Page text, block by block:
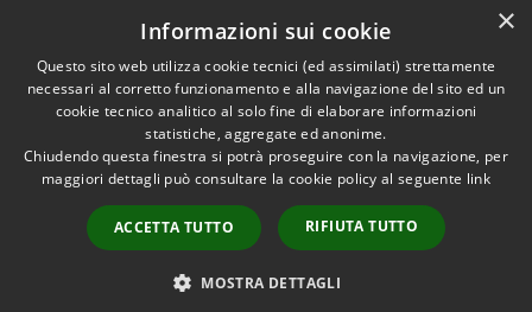
Whisteblowing
RSS
Accessibilità
Copyright © 2026 • Comune di
Municipium•
Accesso
redazione
×
Informazioni sui cookie
Questo sito web utilizza cookie tecnici (ed assimilati) strettamente
necessari al corretto funzionamento e alla navigazione del sito ed un
cookie tecnico analitico al solo fine di elaborare informazioni
statistiche, aggregate ed anonime.
Chiudendo questa finestra si potrà proseguire con la navigazione, per
maggiori dettagli può consultare la cookie policy al seguente link
ACCETTA TUTTO RIFIUTA TUTTO
MOSTRA DETTAGLI